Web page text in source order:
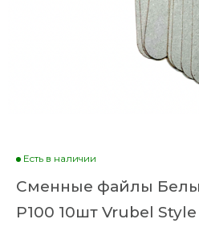
Есть в наличии
Сменные файлы
P100 10шт Vrubel Style